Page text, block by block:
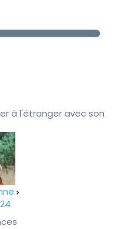
à l'étranger avec son